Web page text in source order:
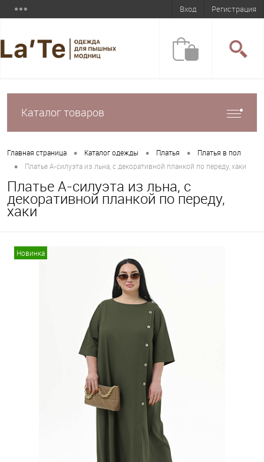
Вход Регистрация
Каталог товаров
Главная страница • Каталог одежды • Платья • Платья в пол
• Платье А-силуэта из льна, с декоративной планкой по переду, хаки
Платье А-силуэта из льна, с
декоративной планкой по переду,
хаки
Новинка